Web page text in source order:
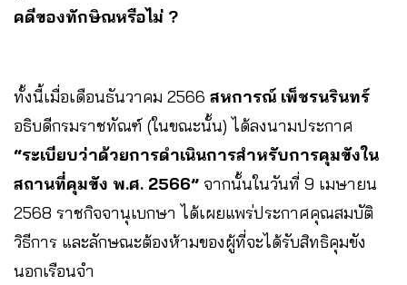
คดีของทักษิณหรือไม่ ?
ทั้งนี้เมื่อเดือนธันวาคม 2566 สหการณ์ เพ็ชรนรินทร์
อธิบดีกรมราชทัณฑ์ (ในขณะนั้น) ได้ลงนามประกาศ
“ระเบียบว่าด้วยการดำเนินการสำหรับการคุมขังใน
สถานที่คุมขัง พ.ศ. 2566” จากนั้นในวันที่ 9 เมษายน
2568 ราชกิจจานุเบกษา ได้เผยแพร่ประกาศคุณสมบัติ
วิธีการ และลักษณะต้องห้ามของผู้ที่จะได้รับสิทธิคุมขัง
นอกเรือนจำ